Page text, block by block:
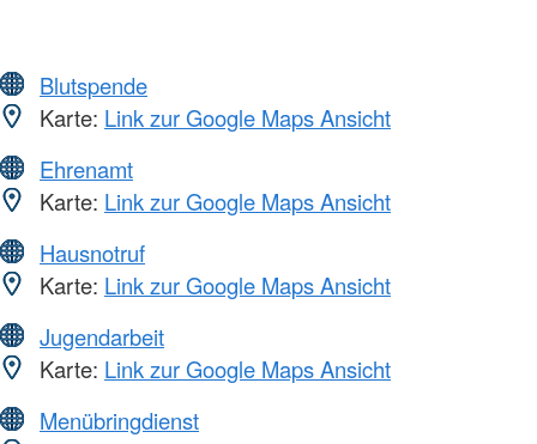
Blutspende
Karte: Link zur Google Maps Ansicht
Ehrenamt
Karte: Link zur Google Maps Ansicht
Hausnotruf
Karte: Link zur Google Maps Ansicht
Jugendarbeit
Karte: Link zur Google Maps Ansicht
Menübringdienst